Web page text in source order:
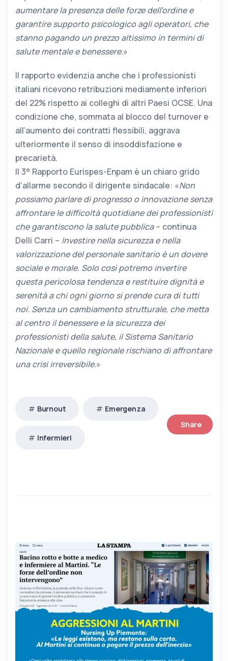
aumentare la presenza delle forze dell’ordine e
garantire supporto psicologico agli operatori, che
stanno pagando un prezzo altissimo in termini di
salute mentale e benessere.»
Il rapporto evidenzia anche che i professionisti
italiani ricevono retribuzioni mediamente inferiori
del 22% rispetto ai colleghi di altri Paesi OCSE. Una
condizione che, sommata al blocco del turnover e
all’aumento dei contratti flessibili, aggrava
ulteriormente il senso di insoddisfazione e
precarietà.
Il 3° Rapporto Eurispes-Enpam è un chiaro grido
d’allarme secondo il dirigente sindacale: «Non
possiamo parlare di progresso o innovazione senza
affrontare le difficoltà quotidiane dei professionisti
che garantiscono la salute pubblica– continua
Delli Carri – Investire nella sicurezza e nella
valorizzazione del personale sanitario è un dovere
sociale e morale. Solo così potremo invertire
questa pericolosa tendenza e restituire dignità e
serenità a chi ogni giorno si prende cura di tutti
noi. Senza un cambiamento strutturale, che metta
al centro il benessere e la sicurezza dei
professionisti della salute, il Sistema Sanitario
Nazionale e quello regionale rischiano di affrontare
una crisi irreversibile.»
Burnout Emergenza
Infermieri
Share